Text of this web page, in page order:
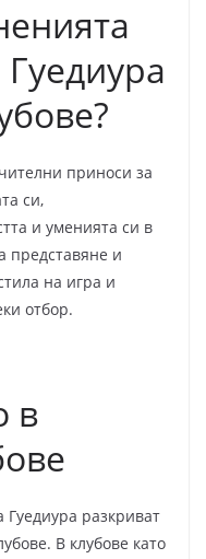
приноси за
си,
и уменията си в
представяне и
на игра и
отбор.
в
разкриват
В клубове като